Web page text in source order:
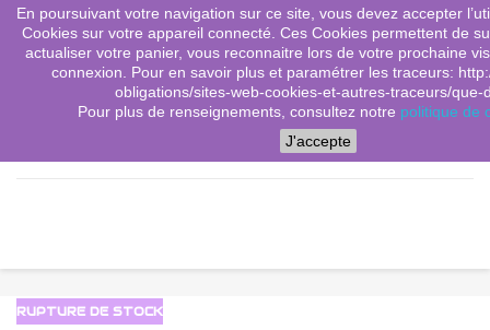
shopping_cart (0)

Menu
RUPTURE DE STOCK
En poursuivant votre navigation sur ce site, vous devez accepter
Cookies sur votre appareil connecté. Ces Cookies permettent de
actualiser votre panier, vous reconnaitre lors de votre prochaine
connexion. Pour en savoir plus et paramétrer les traceurs:
obligations/sites-web-cookies-et-autres-traceurs/que-
Pour plus de renseignements, consultez notre politique de
J'accepte